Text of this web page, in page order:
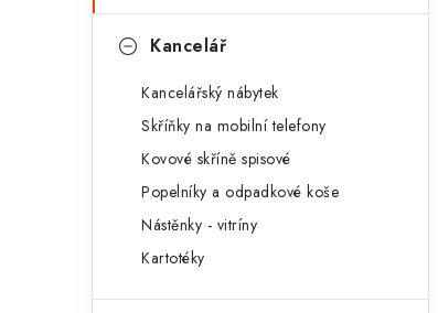
Kancelář
Kancelářský nábytek
Skříňky na mobilní telefony
Kovové skříně spisové
Popelníky a odpadkové koše
Nástěnky - vitríny
Kartotéky